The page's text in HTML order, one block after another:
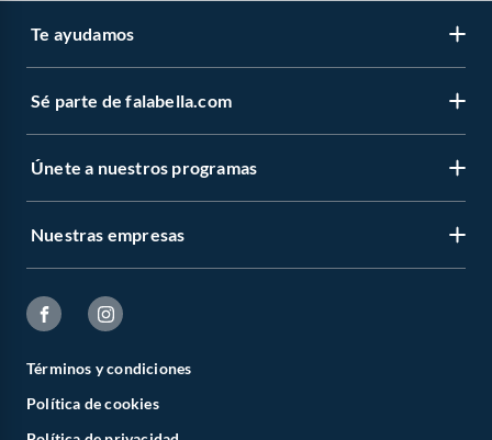
Te ayudamos
Sé parte de falabella.com
Únete a nuestros programas
Nuestras empresas
Términos y condiciones
Política de cookies